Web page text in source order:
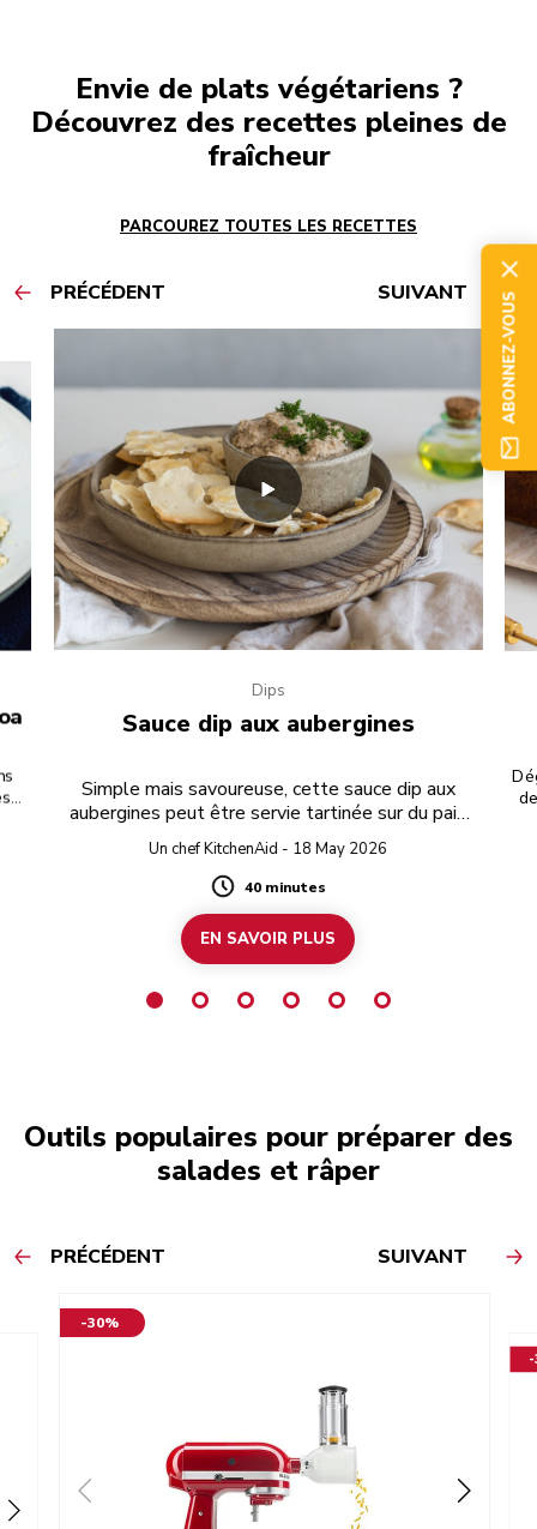
Envie de plats végétariens ?
Découvrez des recettes pleines de
fraîcheur
PARCOUREZ TOUTES LES RECETTES
PRÉCÉDENT SUIVANT
Dips
Sauce dip aux aubergines
Simple mais savoureuse, cette sauce dip aux
aubergines peut être servie tartinée sur du pain
grillé ou pour y tremper des biscuits lors d’une
fête.
Un chef KitchenAid - 18 May 2026
Duration
40 minutes
EN SAVOIR PLUS
Outils populaires pour préparer des
salades et râper
PRÉCÉDENT SUIVANT
-30%
-
ABONNEZ-VOUS